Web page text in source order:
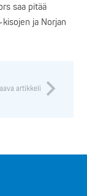
saa pitää
ja Norjan
artikkeli